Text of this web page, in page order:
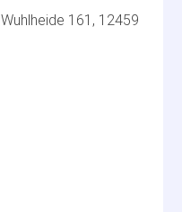
161, 12459